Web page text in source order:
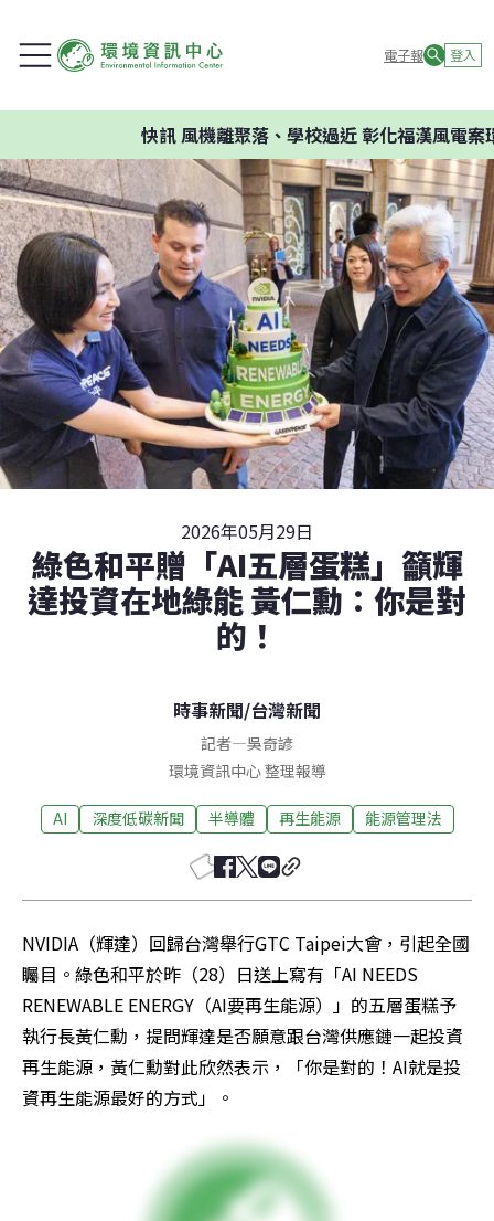
電子報 登入
風機離聚落、學校過近 彰化福漢風電案環委建
2026年05月29日
綠色和平贈「AI五層蛋糕」籲輝
達投資在地綠能 黃仁勳：你是對
的！
時事新聞/台灣新聞
記者—吳奇諺
環境資訊中心 整理報導
AI 深度低碳新聞 半導體 再生能源 能源管理法
NVIDIA（輝達）回歸台灣舉行GTC Taipei大會，引起全國
矚目。綠色和平於昨（28）日送上寫有「AI NEEDS
RENEWABLE ENERGY（AI要再生能源）」的五層蛋糕予
執行長黃仁勳，提問輝達是否願意跟台灣供應鏈一起投資
再生能源，黃仁勳對此欣然表示，「你是對的！AI就是投
資再生能源最好的方式」。